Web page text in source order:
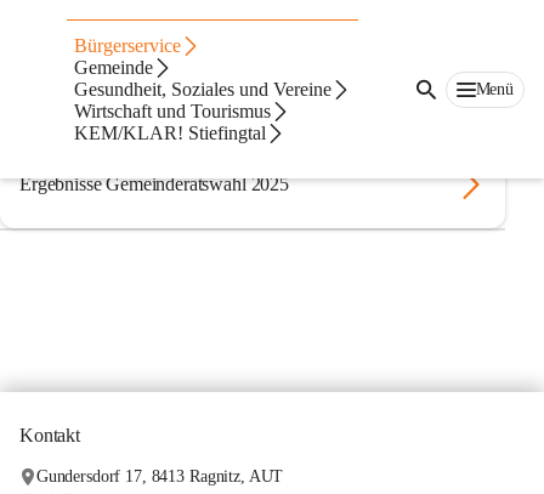
Bürgerservice
Gemeinde
Gesundheit, Soziales und Vereine
Wirtschaft und Tourismus
KEM/KLAR! Stiefingtal
Menü
Wahlergebnisse
Ergebnisse und Wahlarchiv Land Steiermark
Ergebnisse Gemeinderatswahl 2025
Kontakt
Gundersdorf 17, 8413 Ragnitz, AUT